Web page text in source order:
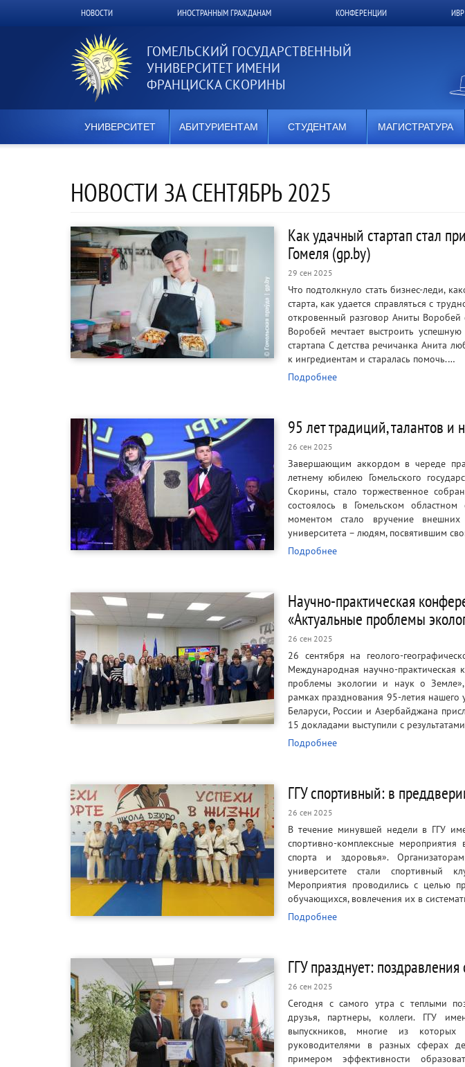
Верхнее
меню
НОВОСТИ ИНОСТРАННЫМ ГРАЖДАНАМ КОНФЕРЕНЦИИ ИВР
ГОМЕЛЬСКИЙ ГОСУДАРСТВЕННЫЙ
УНИВЕРСИТЕТ ИМЕНИ
ФРАНЦИСКА СКОРИНЫ
УНИВЕРСИТЕТ АБИТУРИЕНТАМ СТУДЕНТАМ МАГИСТРАТУРА
НОВОСТИ ЗА СЕНТЯБРЬ 2025
Как удачный стартап стал
Гомеля (gp.by)
29 сен 2025
Что подтолкнуло стать бизнес-леди,
старта, как удается справляться с
откровенный разговор Аниты Воробей
Воробей мечтает выстроить
стартапа С детства речичанка Анита
к ингредиентам и старалась помочь.…
Подробнее
95 лет традиций, талантов и
26 сен 2025
Завершающим аккордом в череде
летнему юбилею Гомельского
Скорины, стало торжественное
состоялось в Гомельском
моментом стало вручение
университета – людям, посвятившим
Подробнее
Научно-практическая
«Актуальные проблемы
26 сен 2025
26 сентября на геолого-
Международная научно-
проблемы экологии и наук о
рамках празднования 95-летия нашего
Беларуси, России и Азербайджана
15 докладами выступили с
Подробнее
ГГУ спортивный: в
26 сен 2025
В течение минувшей недели в ГГУ
спортивно-комплексные
спорта и здоровья».
университете стали спортивный
Мероприятия проводились с целью
обучающихся, вовлечения их в
Подробнее
ГГУ празднует:
26 сен 2025
Сегодня с самого утра с теплыми
друзья, партнеры, коллеги. ГГУ
выпускников, многие из
руководителями в разных сферах
примером эффективности